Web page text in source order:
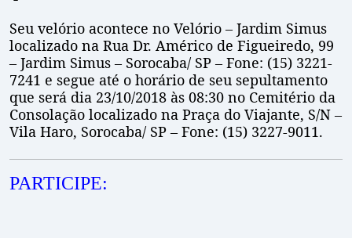
Seu velório acontece no Velório – Jardim Simus
localizado na Rua Dr. Américo de Figueiredo, 99
– Jardim Simus – Sorocaba/ SP – Fone: (15) 3221-
7241 e segue até o horário de seu sepultamento
que será dia 23/10/2018 às 08:30 no Cemitério da
Consolação localizado na Praça do Viajante, S/N –
Vila Haro, Sorocaba/ SP – Fone: (15) 3227-9011.
PARTICIPE: